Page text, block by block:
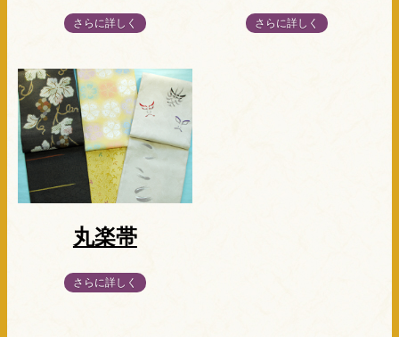
さらに詳しく さらに詳しく
丸楽帯
さらに詳しく